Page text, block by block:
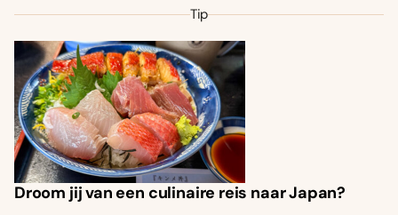
Tip
Droom jij van een culinaire reis naar Japan?